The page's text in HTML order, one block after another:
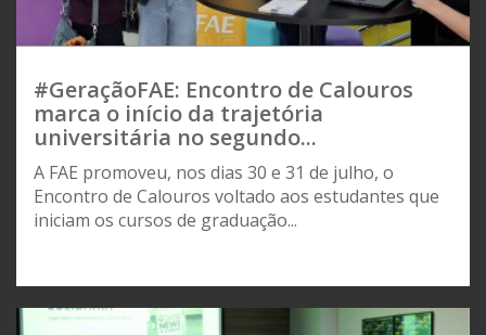
#GeraçãoFAE: Encontro de Calouros
marca o início da trajetória
universitária no segundo...
A FAE promoveu, nos dias 30 e 31 de julho, o
Encontro de Calouros voltado aos estudantes que
iniciam os cursos de graduação...